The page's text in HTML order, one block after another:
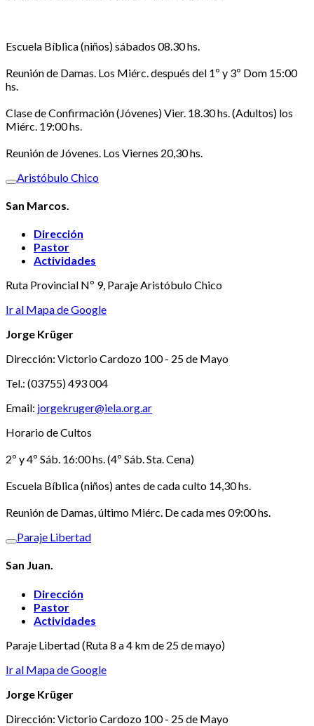
Escuela Bíblica (niños) sábados 08.30 hs.
Reunión de Damas. Los Miérc. después del 1º y 3º Dom 15:00
hs.
Clase de Confirmación (Jóvenes) Vier. 18.30 hs. (Adultos) los
Miérc. 19:00 hs.
Reunión de Jóvenes. Los Viernes 20,30 hs.
Aristóbulo Chico
San Marcos.
Dirección
Pastor
Actividades
Ruta Provincial Nº 9, Paraje Aristóbulo Chico
Ir al Mapa de Google
Jorge Krüger
Dirección: Victorio Cardozo 100 - 25 de Mayo
Tel.: (03755) 493 004
Email: jorgekruger@iela.org.ar
Horario de Cultos
2º y 4º Sáb. 16:00 hs. (4º Sáb. Sta. Cena)
Escuela Bíblica (niños) antes de cada culto 14,30 hs.
Reunión de Damas, último Miérc. De cada mes 09:00 hs.
Paraje Libertad
San Juan.
Dirección
Pastor
Actividades
Paraje Libertad (Ruta 8 a 4 km de 25 de mayo)
Ir al Mapa de Google
Jorge Krüger
Dirección: Victorio Cardozo 100 - 25 de Mayo